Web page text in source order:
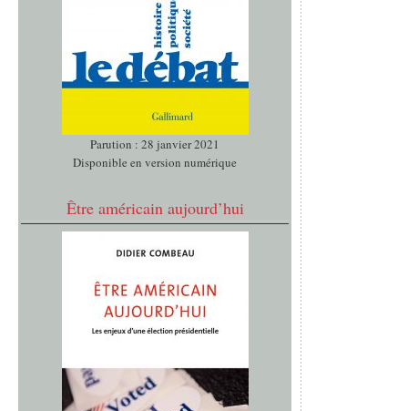
Parution : 28 janvier 2021
Disponible en version numérique
Être américain aujourd’hui